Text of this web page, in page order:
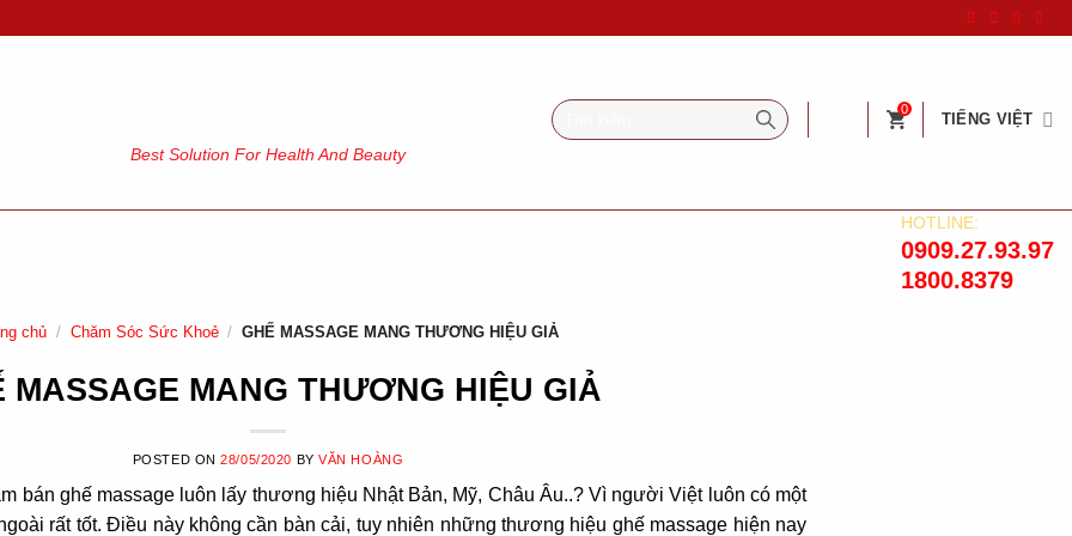
Best Solution For Health And Beauty
Tìm
kiếm:
0
TIẾNG VIỆT
HOTLINE:
0909.27.93.97
1800.8379
chủ / Chăm Sóc Sức Khoẻ / GHẾ MASSAGE MANG THƯƠNG HIỆU GIẢ
MASSAGE MANG THƯƠNG HIỆU GIẢ
POSTED ON28/05/2020 BYVĂN HOÀNG
bán ghế massage luôn lấy thương hiệu Nhật Bản, Mỹ, Châu Âu..? Vì người Việt luôn có một
rất tốt. Điều này không cần bàn cải, tuy nhiên những thương hiệu ghế massage hiện nay